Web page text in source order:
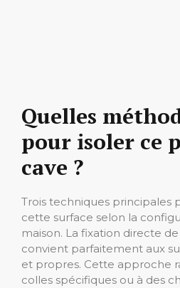
Quelles
pour isoler ce
cave ?
Trois techniques
cette surface selon la
maison. La fixation directe de
convient parfaitement aux
et propres. Cette approche
colles spécifiques ou à des